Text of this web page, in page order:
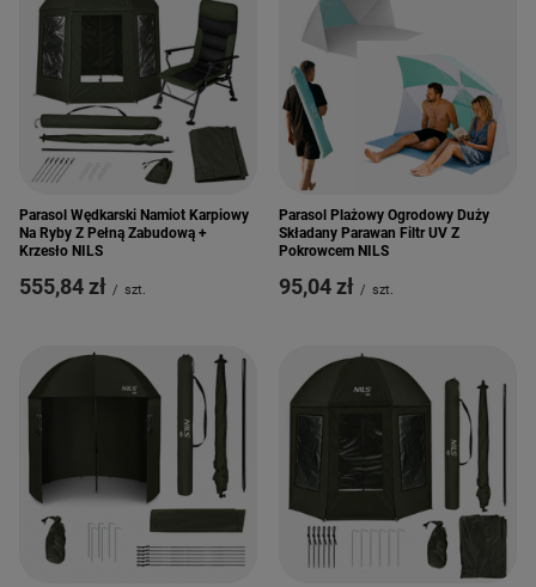
Parasol Wędkarski Namiot Karpiowy
Na Ryby Z Pełną Zabudową +
Krzesło NILS
555,84 zł / szt.
Parasol Plażowy Ogrodowy Duży
Składany Parawan Filtr UV Z
Pokrowcem NILS
95,04 zł / szt.